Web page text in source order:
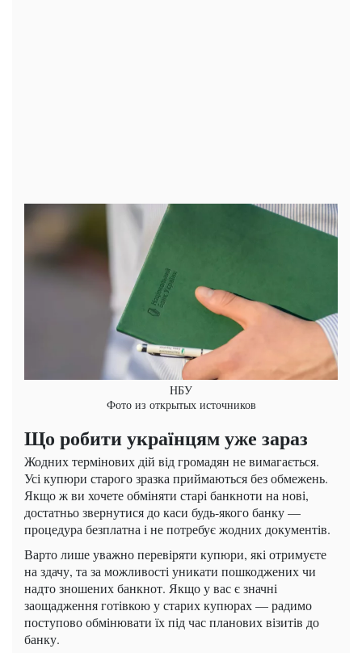
НБУ
Фото из открытых источников
Що робити українцям уже зараз
Жодних термінових дій від громадян не вимагається.
Усі купюри старого зразка приймаються без обмежень.
Якщо ж ви хочете обміняти старі банкноти на нові,
достатньо звернутися до каси будь-якого банку —
процедура безплатна і не потребує жодних документів.
Варто лише уважно перевіряти купюри, які отримуєте
на здачу, та за можливості уникати пошкоджених чи
надто зношених банкнот. Якщо у вас є значні
заощадження готівкою у старих купюрах — радимо
поступово обмінювати їх під час планових візитів до
банку.